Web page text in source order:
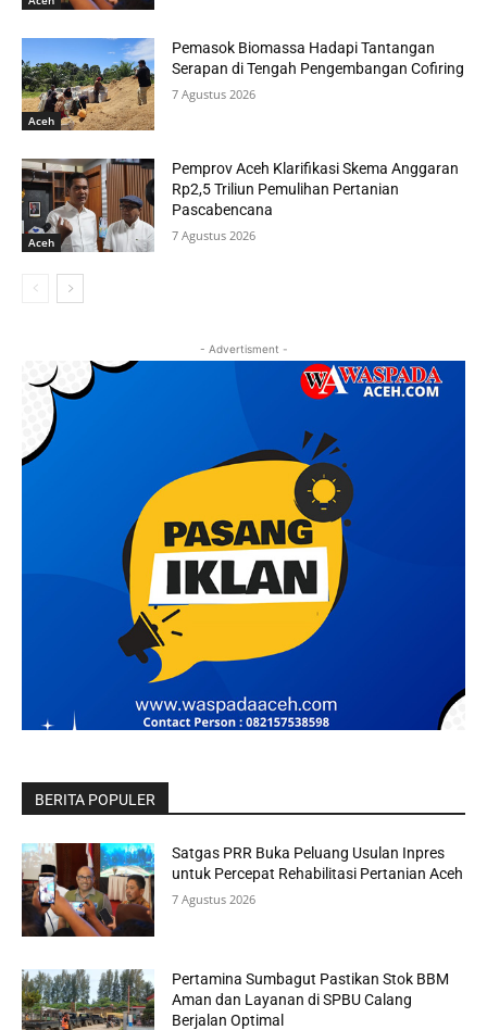
Aceh
Pemasok Biomassa Hadapi Tantangan
Serapan di Tengah Pengembangan Cofiring
7 Agustus 2026
Aceh
Pemprov Aceh Klarifikasi Skema Anggaran
Rp2,5 Triliun Pemulihan Pertanian
Pascabencana
7 Agustus 2026
- Advertisment -
BERITA POPULER
Satgas PRR Buka Peluang Usulan Inpres
untuk Percepat Rehabilitasi Pertanian Aceh
7 Agustus 2026
Pertamina Sumbagut Pastikan Stok BBM
Aman dan Layanan di SPBU Calang
Berjalan Optimal